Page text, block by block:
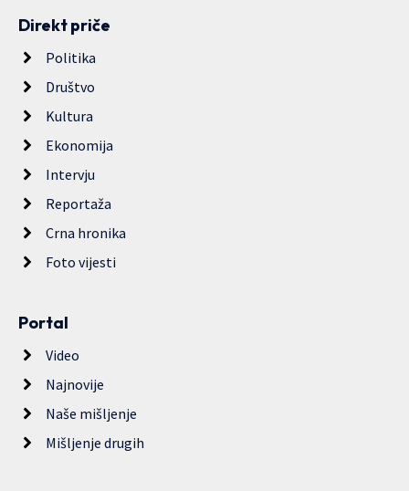
Direkt priče
Politika
Društvo
Kultura
Ekonomija
Intervju
Reportaža
Crna hronika
Foto vijesti
Portal
Video
Najnovije
Naše mišljenje
Mišljenje drugih